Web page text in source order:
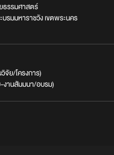
ธรรมศาสตร์
รมมหาราชวัง เขตพระนคร
ย/โครงการ)
งานสัมมนา/อบรม)